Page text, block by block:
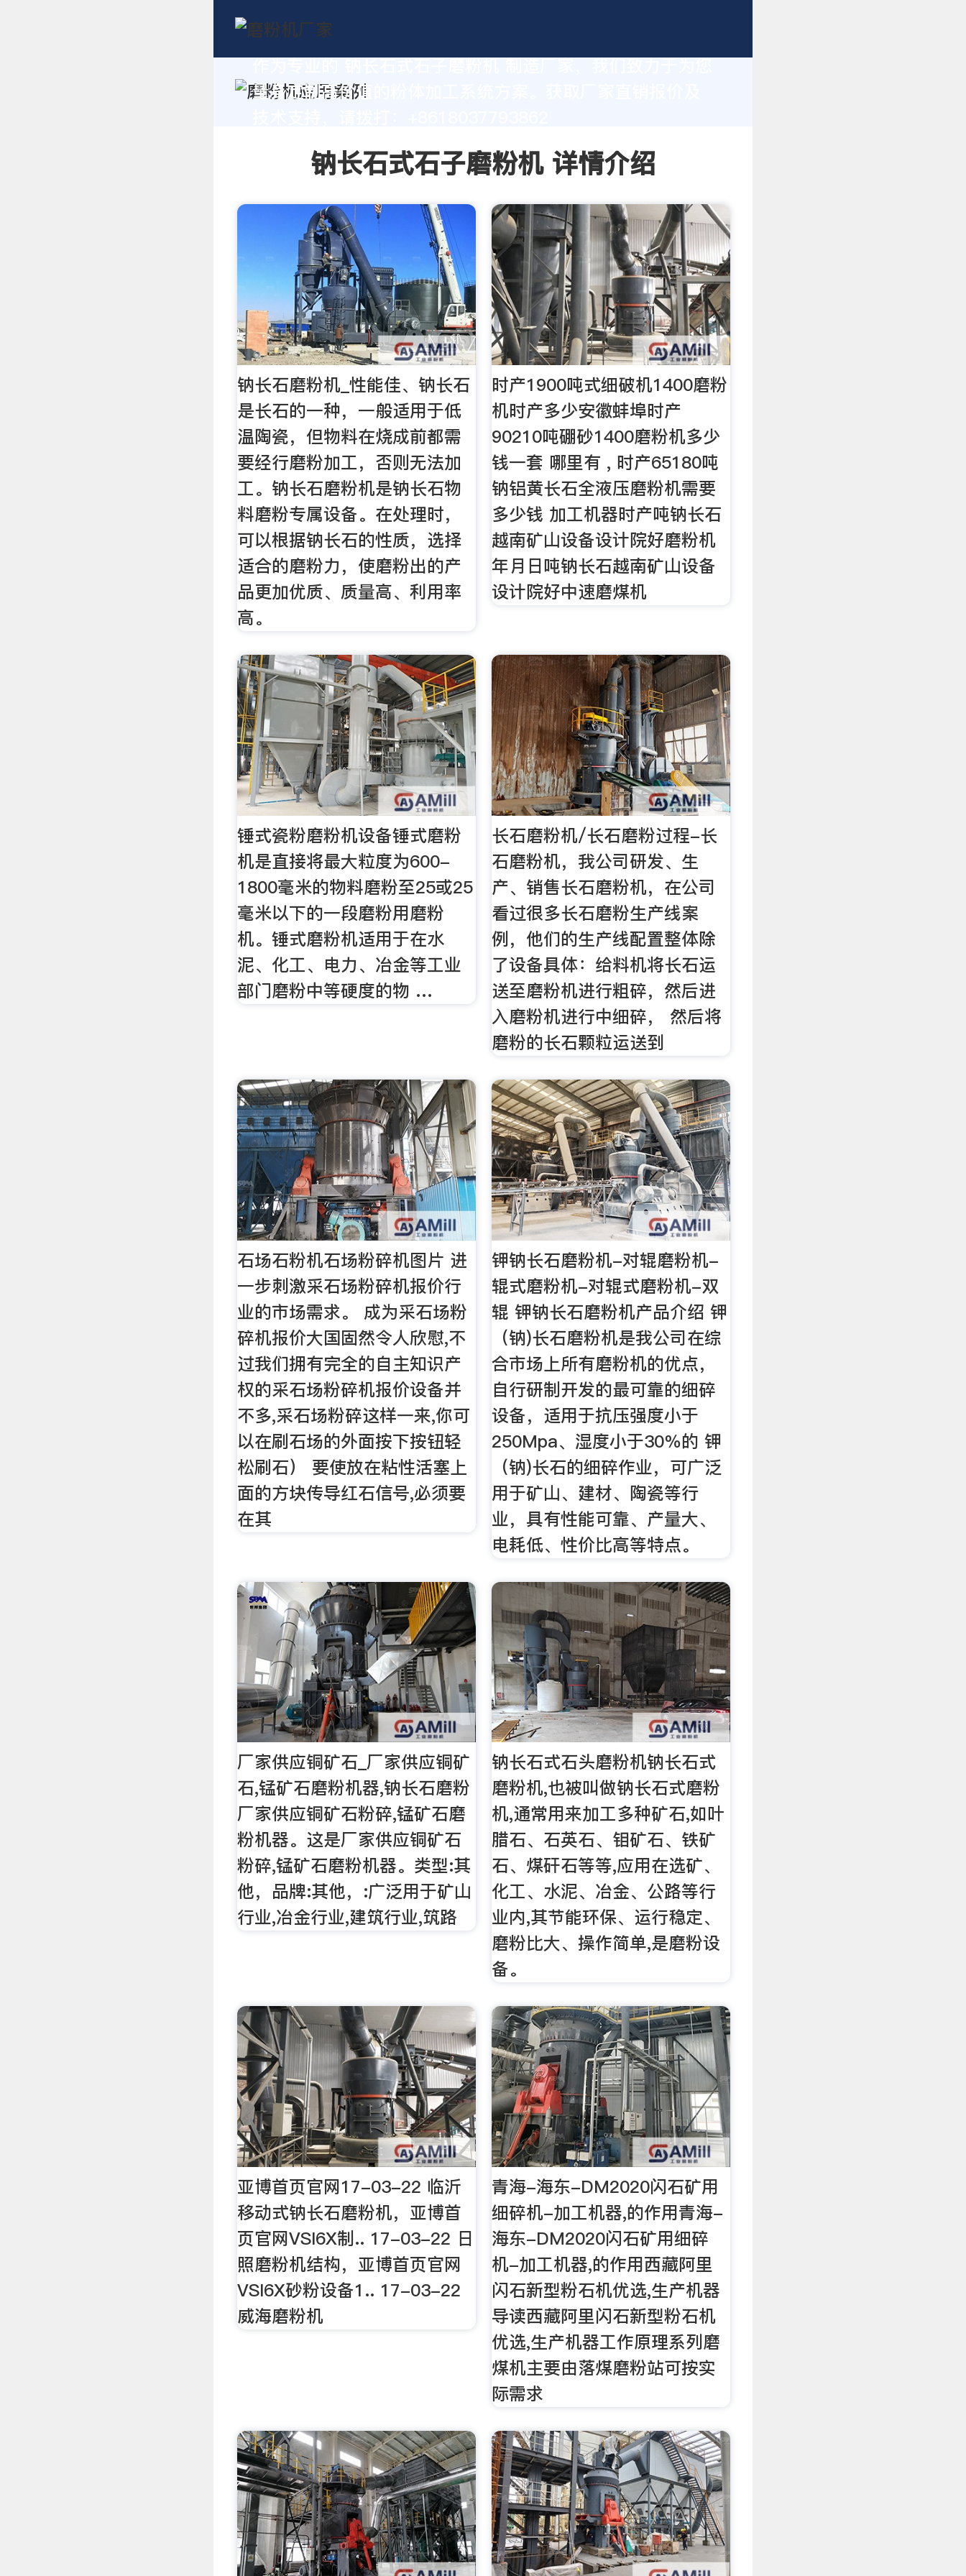
量身定制高价值的粉体加工系统方案。获取厂家直销报价及
钠长石式石子磨粉机 详情介绍
钠长石磨粉机_性能佳、钠长石
是长石的一种，一般适用于低
温陶瓷，但物料在烧成前都需
要经行磨粉加工，否则无法加
工。钠长石磨粉机是钠长石物
料磨粉专属设备。在处理时，
可以根据钠长石的性质，选择
适合的磨粉力，使磨粉出的产
品更加优质、质量高、利用率
高。
时产1900吨式细破机1400磨粉
机时产多少安徽蚌埠时产
90210吨硼砂1400磨粉机多少
钱一套 哪里有 , 时产65180吨
钠铝黄长石全液压磨粉机需要
多少钱 加工机器时产吨钠长石
越南矿山设备设计院好磨粉机
年月日吨钠长石越南矿山设备
设计院好中速磨煤机
锤式瓷粉磨粉机设备锤式磨粉
机是直接将最大粒度为600-
1800毫米的物料磨粉至25或25
毫米以下的一段磨粉用磨粉
机。锤式磨粉机适用于在水
泥、化工、电力、冶金等工业
部门磨粉中等硬度的物 …
长石磨粉机/长石磨粉过程-长
石磨粉机，我公司研发、生
产、销售长石磨粉机，在公司
看过很多长石磨粉生产线案
例，他们的生产线配置整体除
了设备具体：给料机将长石运
送至磨粉机进行粗碎，然后进
入磨粉机进行中细碎， 然后将
磨粉的长石颗粒运送到
石场石粉机石场粉碎机图片 进
一步刺激采石场粉碎机报价行
业的市场需求。 成为采石场粉
碎机报价大国固然令人欣慰,不
过我们拥有完全的自主知识产
权的采石场粉碎机报价设备并
不多,采石场粉碎这样一来,你可
以在刷石场的外面按下按钮轻
松刷石） 要使放在粘性活塞上
面的方块传导红石信号,必须要
在其
钾钠长石磨粉机-对辊磨粉机-
辊式磨粉机-对辊式磨粉机-双
辊 钾钠长石磨粉机产品介绍 钾
（钠)长石磨粉机是我公司在综
合市场上所有磨粉机的优点，
自行研制开发的最可靠的细碎
设备，适用于抗压强度小于
250Mpa、湿度小于30％的 钾
（钠)长石的细碎作业，可广泛
用于矿山、建材、陶瓷等行
业，具有性能可靠、产量大、
电耗低、性价比高等特点。
厂家供应铜矿石_厂家供应铜矿
石,锰矿石磨粉机器,钠长石磨粉
厂家供应铜矿石粉碎,锰矿石磨
粉机器。这是厂家供应铜矿石
粉碎,锰矿石磨粉机器。类型:其
他，品牌:其他，:广泛用于矿山
行业,冶金行业,建筑行业,筑路
钠长石式石头磨粉机钠长石式
磨粉机,也被叫做钠长石式磨粉
机,通常用来加工多种矿石,如叶
腊石、石英石、钼矿石、铁矿
石、煤矸石等等,应用在选矿、
化工、水泥、冶金、公路等行
业内,其节能环保、运行稳定、
磨粉比大、操作简单,是磨粉设
备。
亚博首页官网17-03-22 临沂
移动式钠长石磨粉机，亚博首
页官网VSI6X制.. 17-03-22 日
照磨粉机结构，亚博首页官网
VSI6X砂粉设备1.. 17-03-22
威海磨粉机
青海-海东-DM2020闪石矿用
细碎机-加工机器,的作用青海-
海东-DM2020闪石矿用细碎
机-加工机器,的作用西藏阿里
闪石新型粉石机优选,生产机器
导读西藏阿里闪石新型粉石机
优选,生产机器工作原理系列磨
煤机主要由落煤磨粉站可按实
际需求